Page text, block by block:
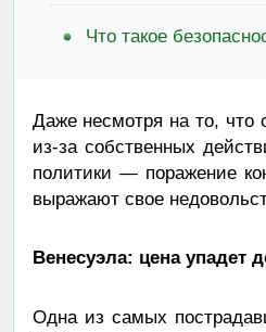
Что такое
Даже несмотря на то, что
из-за собственных
политики — поражение
выражают свое
Венесуэла: цена упадет
Одна из самых